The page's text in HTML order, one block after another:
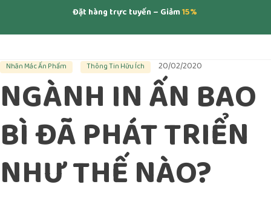
Đặt hàng trực tuyến – Giảm15%
Nhãn Mác Ấn Phẩm Thông Tin Hữu Ích 20/02/2020
NGÀNH IN ẤN BAO
BÌ ĐÃ PHÁT TRIỂN
NHƯ THẾ NÀO?